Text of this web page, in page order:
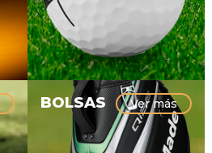
BOLSAS Ver más